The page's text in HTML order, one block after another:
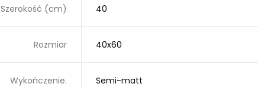
Szerokość (cm) 40
Rozmiar 40x60
Wykończenie. Semi-matt